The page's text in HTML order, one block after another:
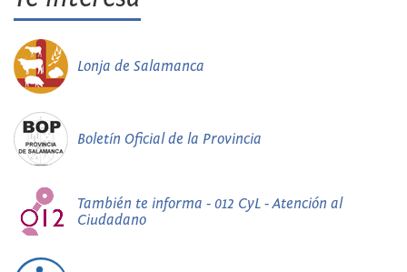
Lonja de Salamanca
Boletín Oficial de la Provincia
También te informa - 012 CyL - Atención al
Ciudadano